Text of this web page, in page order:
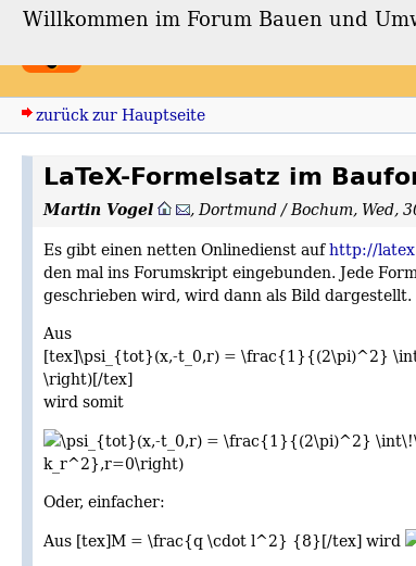
Forum Bauen und
zurück zur Hauptseite
LaTeX-Formelsatz im
Martin Vogel ,Dortmund / Bochum, Wed,
Es gibt einen netten Onlinedienst aufhttp://
den mal ins Forumskript eingebunden. Jede
geschrieben wird, wird dann als Bild dargestellt.
Aus
[t​ex]\psi_{tot}(x,-t_0,r) = \frac{1}{(2\pi)^2}
\right)[/t​ex]
wird somit
Oder, einfacher:
Aus [t​ex]M = \frac{q \cdot l^2} {8}[/t​ex] wird
Willkommen im Forum Bauen und